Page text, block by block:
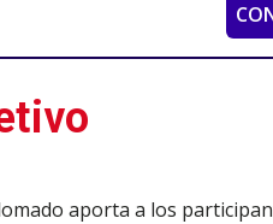
aporta a los